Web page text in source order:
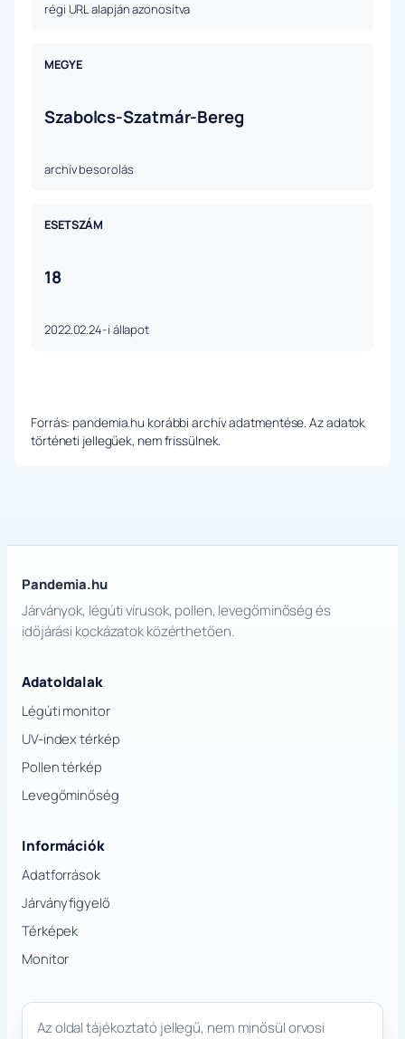
régi URL alapján azonosítva
MEGYE
Szabolcs-Szatmár-Bereg
archív besorolás
ESETSZÁM
18
2022.02.24-i állapot
Forrás: pandemia.hu korábbi archív adatmentése. Az adatok
történeti jellegűek, nem frissülnek.
Pandemia.hu
Járványok, légúti vírusok, pollen, levegőminőség és
időjárási kockázatok közérthetően.
Adatoldalak
Légúti monitor
UV-index térkép
Pollen térkép
Levegőminőség
Információk
Adatforrások
Járványfigyelő
Térképek
Monitor
Az oldal tájékoztató jellegű, nem minősül orvosi